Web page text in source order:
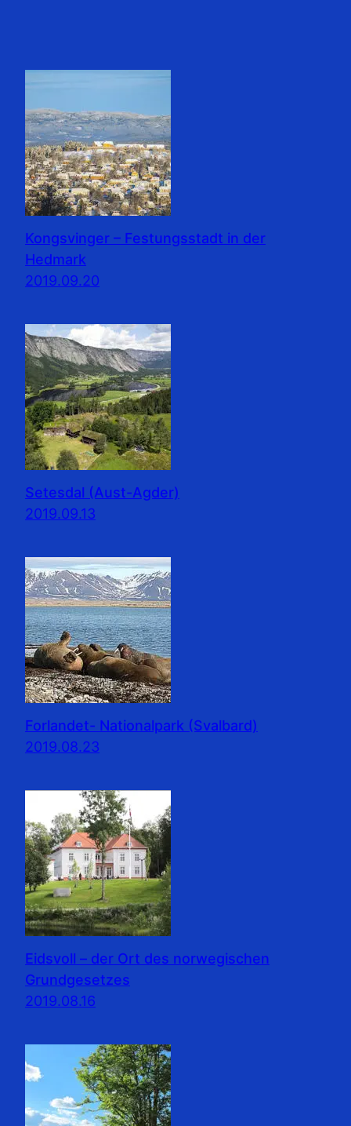
Kongsvinger – Festungsstadt in der
Hedmark
2019.09.20
Setesdal (Aust-Agder)
2019.09.13
Forlandet- Nationalpark (Svalbard)
2019.08.23
Eidsvoll – der Ort des norwegischen
Grundgesetzes
2019.08.16